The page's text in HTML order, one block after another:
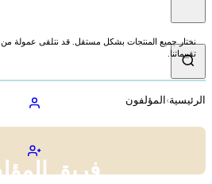
نختار جميع المنتجات بشكل مستقل. قد نتلقى عمولة
تقييماتنا.
الرئيسية› المؤلفون
فريق